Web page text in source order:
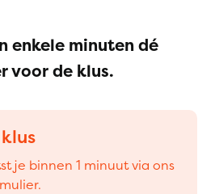
enkele minuten dé
voor de klus.
je binnen 1 minuut via ons